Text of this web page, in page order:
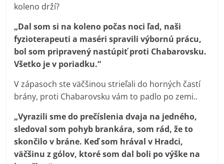
koleno drží?
„Dal som si na koleno počas noci ľad, naši
fyzioterapeuti a maséri spravili výbornú prácu,
bol som pripravený nastúpiť proti Chabarovsku.
Všetko je v poriadku.“
V zápasoch ste väčšinou strieľali do horných častí
brány, proti Chabarovsku vám to padlo po zemi..
„Vyrazili sme do prečíslenia dvaja na jedného,
sledoval som pohyb brankára, som rád, že to
skončilo v bráne. Keď som hrával v Hradci,
väčšinu z gólov, ktoré som dal boli po výške na